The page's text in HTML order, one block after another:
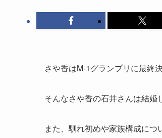
さや香はM-1グランプリに最終
そんなさや香の石井さんは結婚
また、馴れ初めや家族構成につ